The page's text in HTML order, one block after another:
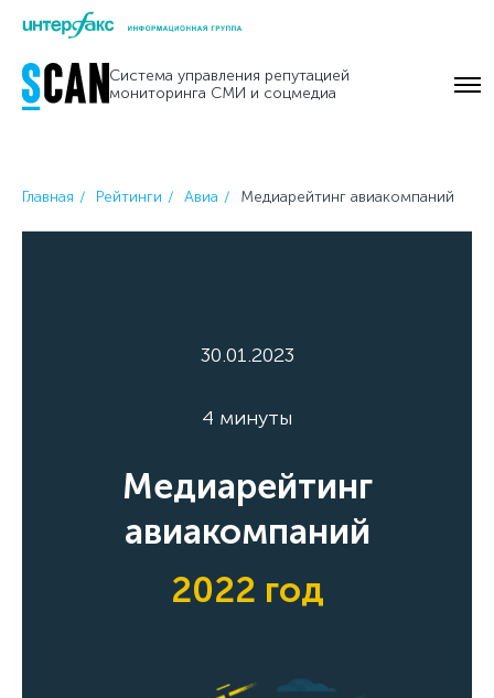
Skip
content
Система управления репутацией
мониторинга СМИ и соцмедиа
Главная Рейтинги Авиа Медиарейтинг авиакомпаний
30.01.2023
4 минуты
Медиарейтинг
авиакомпаний
2022 год